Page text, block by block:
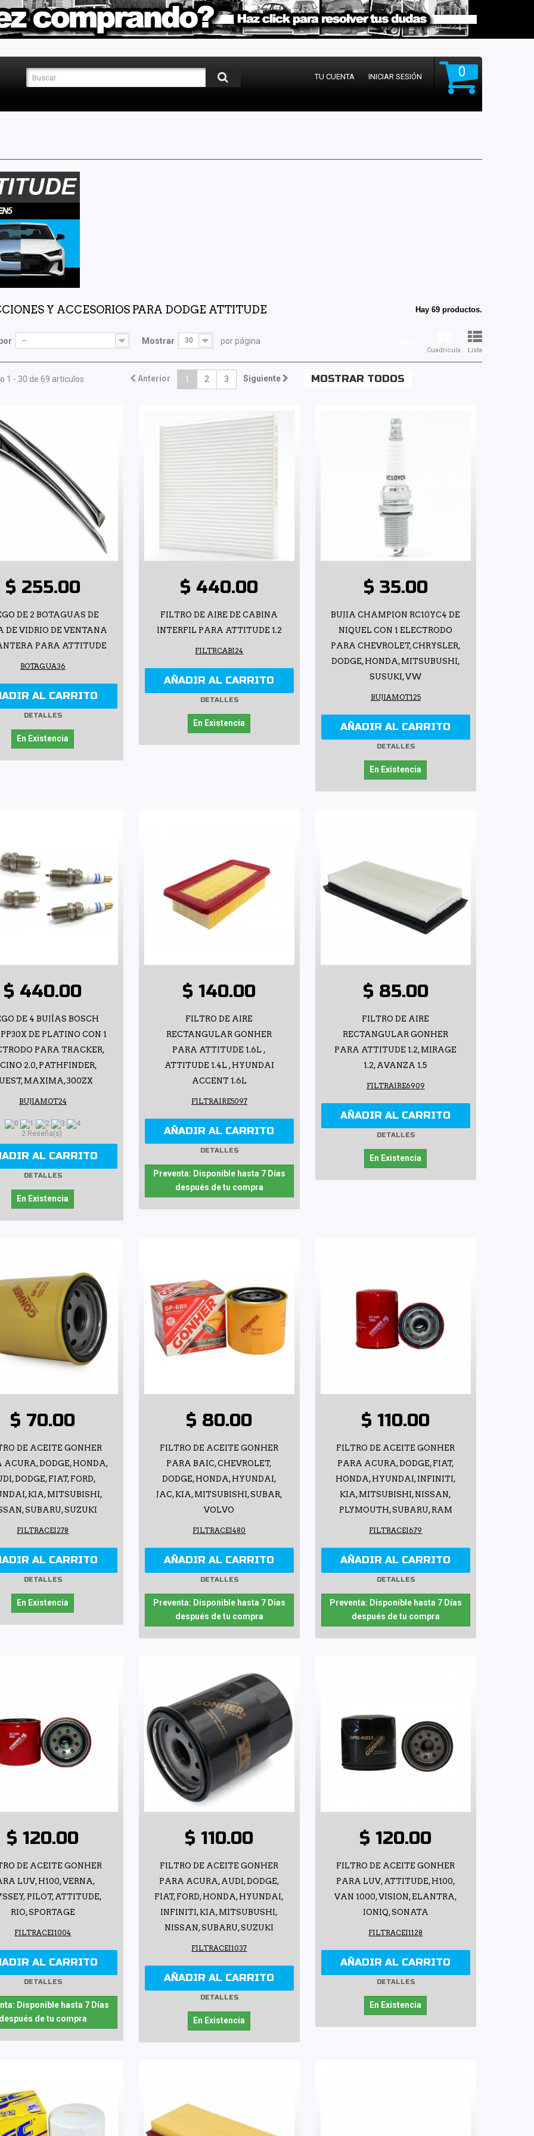
0
TU CUENTA INICIAR SESIÓN
Y ACCESORIOS PARA DODGE ATTITUDE Hay 69 productos.
Cuadrícula Lista
-- Mostrar 30 por página
MOSTRAR TODOS
Anterior 1 2 3 Siguiente
1 - 30 de 69 artículos
$ 255.00
DE 2 BOTAGUAS DE
DE VIDRIO DE VENTANA
PARA ATTITUDE
BOTAGUA36
AL CARRITO
DETALLES
En Existencia
$ 440.00
FILTRO DE AIRE DE CABINA
INTERFIL PARA ATTITUDE 1.2
FILTRCABI24
AÑADIR AL CARRITO
DETALLES
En Existencia
$ 35.00
BUJIA CHAMPION RC10YC4 DE
NIQUEL CON 1 ELECTRODO
PARA CHEVROLET, CHRYSLER,
DODGE, HONDA, MITSUBUSHI,
SUSUKI, VW
BUJIAMOT125
AÑADIR AL CARRITO
DETALLES
En Existencia
$ 440.00
DE 4 BUJÍAS BOSCH
DE PLATINO CON 1
PARA TRACKER,
2.0, PATHFINDER,
MAXIMA, 300ZX
BUJIAMOT24
2 Reseña(s)
AL CARRITO
DETALLES
En Existencia
$ 140.00
FILTRO DE AIRE
RECTANGULAR GONHER
PARA ATTITUDE 1.6L ,
ATTITUDE 1.4L , HYUNDAI
ACCENT 1.6L
FILTRAIRE5097
AÑADIR AL CARRITO
DETALLES
Preventa: Disponible hasta 7 Días
después de tu compra
$ 85.00
FILTRO DE AIRE
RECTANGULAR GONHER
PARA ATTITUDE 1.2, MIRAGE
1.2, AVANZA 1.5
FILTRAIRE6909
AÑADIR AL CARRITO
DETALLES
En Existencia
$ 70.00
DE ACEITE GONHER
ACURA, DODGE, HONDA,
DODGE, FIAT, FORD,
KIA, MITSUBISHI,
SUBARU, SUZUKI
FILTRACEI278
AL CARRITO
DETALLES
En Existencia
$ 80.00
FILTRO DE ACEITE GONHER
PARA BAIC, CHEVROLET,
DODGE, HONDA, HYUNDAI,
JAC, KIA, MITSUBISHI, SUBAR,
VOLVO
FILTRACEI480
AÑADIR AL CARRITO
DETALLES
Preventa: Disponible hasta 7 Días
después de tu compra
$ 110.00
FILTRO DE ACEITE GONHER
PARA ACURA, DODGE, FIAT,
HONDA, HYUNDAI, INFINITI,
KIA, MITSUBISHI, NISSAN,
PLYMOUTH, SUBARU, RAM
FILTRACEI679
AÑADIR AL CARRITO
DETALLES
Preventa: Disponible hasta 7 Días
después de tu compra
$ 120.00
DE ACEITE GONHER
LUV, H100, VERNA,
PILOT, ATTITUDE,
RIO, SPORTAGE
FILTRACEI1004
AL CARRITO
DETALLES
Disponible hasta 7 Días
de tu compra
$ 110.00
FILTRO DE ACEITE GONHER
PARA ACURA, AUDI, DODGE,
FIAT, FORD, HONDA, HYUNDAI,
INFINITI, KIA, MITSUBUSHI,
NISSAN, SUBARU, SUZUKI
FILTRACEI1037
AÑADIR AL CARRITO
DETALLES
En Existencia
$ 120.00
FILTRO DE ACEITE GONHER
PARA LUV, ATTITUDE, H100,
VAN 1000, VISION, ELANTRA,
IONIQ, SONATA
FILTRACEI1128
AÑADIR AL CARRITO
DETALLES
En Existencia